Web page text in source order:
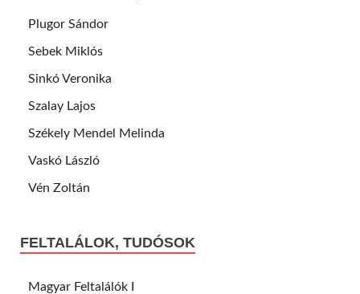
Plugor Sándor
Sebek Miklós
Sinkó Veronika
Szalay Lajos
Székely Mendel Melinda
Vaskó László
Vén Zoltán
FELTALÁLOK, TUDÓSOK
Magyar Feltalálók I